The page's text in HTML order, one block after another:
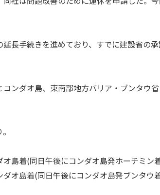
長手続きを進めており、すでに建設省の
ンダオ島、東南部地方バリア・ブンタウ
島着(同日午後にコンダオ島発ホーチミン
オ島着(同日午後にコンダオ島発ブンタウ